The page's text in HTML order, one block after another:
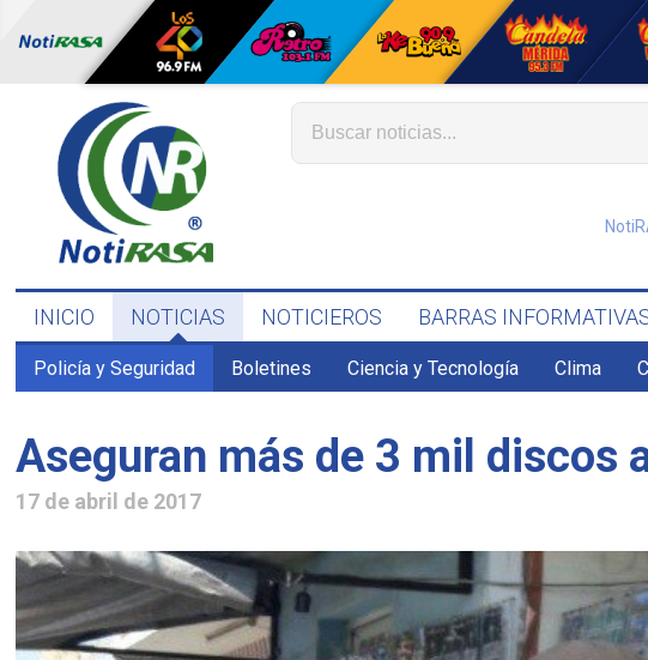
INICIO NOTICIAS NOTICIEROS BARRAS
Policía y Seguridad Boletines Ciencia y Tecnología Clima
Aseguran más de 3 mil discos
17 de abril de 2017